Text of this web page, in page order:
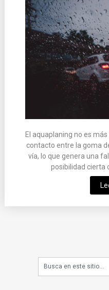
El aquaplaning no es
contacto entre la goma
vía, lo que genera una
posibilidad cierta